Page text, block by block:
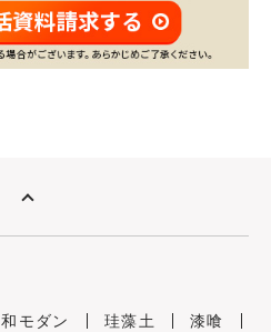
和モダン 珪藻土
漆喰